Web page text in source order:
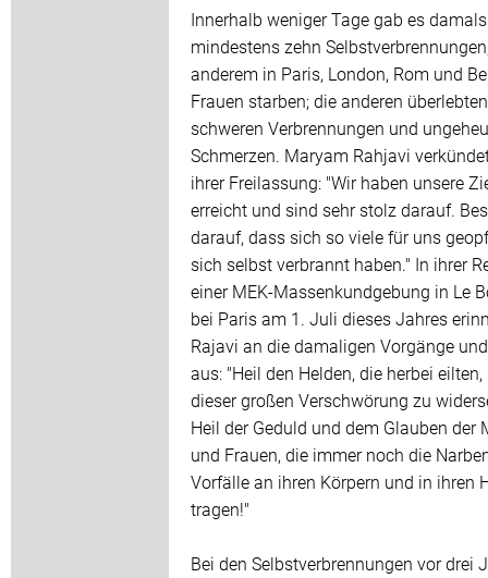
Innerhalb weniger Tage gab es damals
mindestens zehn
anderem in Paris, London, Rom und
Frauen starben; die anderen
schweren Verbrennungen und
Schmerzen. Maryam Rahjavi
ihrer Freilassung: "Wir haben unsere
erreicht und sind sehr stolz darauf.
darauf, dass sich so viele für uns
sich selbst verbrannt haben." In ihrer
einer MEK-Massenkundgebung in Le
bei Paris am 1. Juli dieses Jahres
Rajavi an die damaligen Vorgänge
aus: "Heil den Helden, die herbei
dieser großen Verschwörung zu
Heil der Geduld und dem Glauben der
und Frauen, die immer noch die
Vorfälle an ihren Körpern und in ihren
tragen!"
Bei den Selbstverbrennungen vor drei